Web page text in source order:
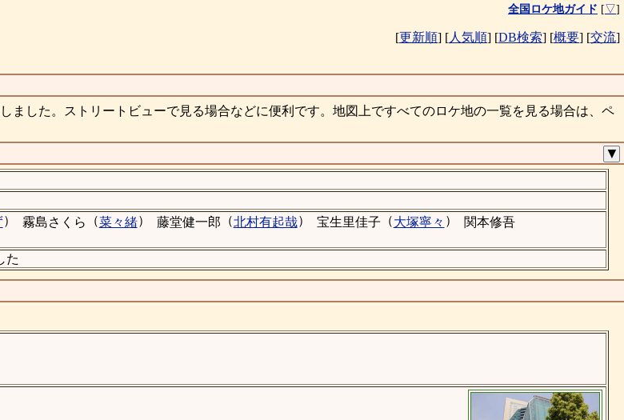
全国ロケ地ガイド [▽]
[更新順] [人気順] [DB検索] [概要] [交流]
ました。ストリートビューで見る場合などに便利です。地図上ですべてのロケ地の一覧を見る場合は、ペ
▼
） 霧島さくら （菜々緒） 藤堂健一郎 （北村有起哉） 宝生里佳子 （大塚寧々 ）
関本修吾
た